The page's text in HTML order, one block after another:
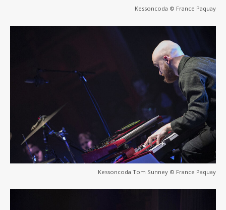
Kessoncoda © France Paquay
Kessoncoda Tom Sunney © France Paquay